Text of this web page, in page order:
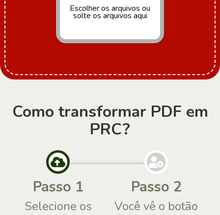
Escolher os arquivos ou
solte os arquivos aqui
Como transformar PDF em
PRC?
Passo 1
Selecione os
Passo 2
Você vê o botão